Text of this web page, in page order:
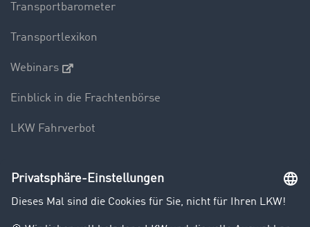
Transportbarometer
Transportlexikon
Webinars
Einblick in die Frachtenbörse
LKW Fahrverbot
Unternehmen
Kunden werben Kunden